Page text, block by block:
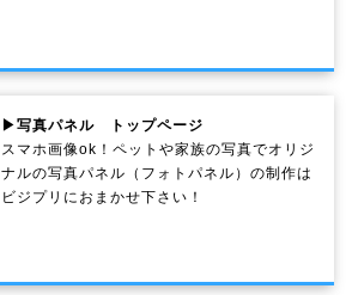
▶写真パネル トップページ
スマホ画像ok！ペットや家族の写真でオリジ
ナルの写真パネル（フォトパネル）の制作は
ビジプリにおまかせ下さい！